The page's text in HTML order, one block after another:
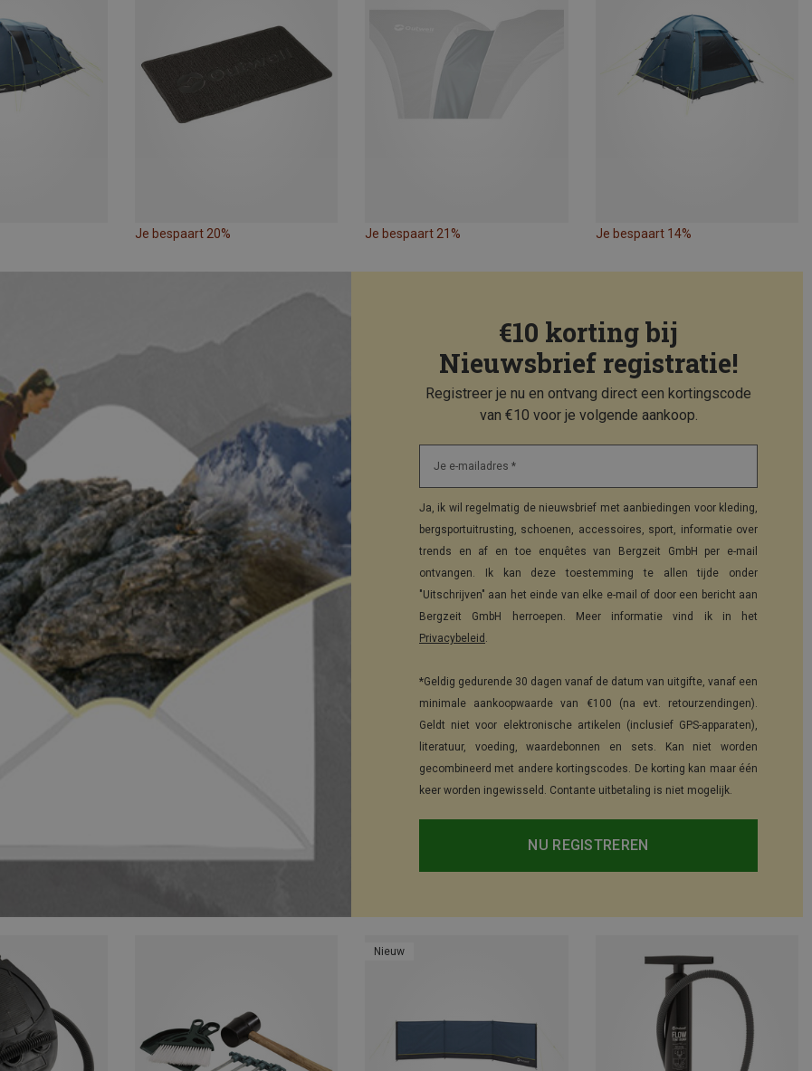
Je bespaart 20% Je bespaart 21% Je bespaart 14%
€10 korting bij
Nieuwsbrief registratie!
Registreer je nu en ontvang direct een kortingscode
van €10 voor je volgende aankoop.
Je e-mailadres *
Ja, ik wil regelmatig de nieuwsbrief met aanbiedingen voor kleding,
bergsportuitrusting, schoenen, accessoires, sport, informatie over
trends en af en toe enquêtes van Bergzeit GmbH per e-mail
ontvangen. Ik kan deze toestemming te allen tijde onder
"Uitschrijven" aan het einde van elke e-mail of door een bericht aan
Bergzeit GmbH herroepen. Meer informatie vind ik in het
Privacybeleid .
*Geldig gedurende 30 dagen vanaf de datum van uitgifte, vanaf een
minimale aankoopwaarde van €100 (na evt. retourzendingen).
Geldt niet voor elektronische artikelen (inclusief GPS-apparaten),
literatuur, voeding, waardebonnen en sets. Kan niet worden
gecombineerd met andere kortingscodes. De korting kan maar één
keer worden ingewisseld. Contante uitbetaling is niet mogelijk.
NU REGISTREREN
Nieuw